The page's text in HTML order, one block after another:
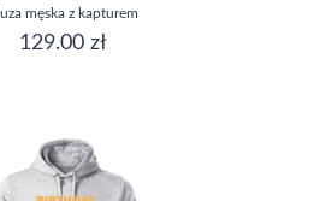
męska z kapturem
129.00 zł